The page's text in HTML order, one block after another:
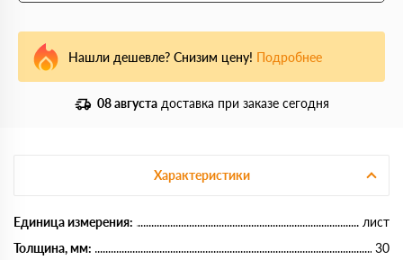
Нашли дешевле? Снизим цену! Подробнее
08 августа доставка при заказе сегодня
Характеристики
Единица измерения:
лист
Толщина, мм:
30